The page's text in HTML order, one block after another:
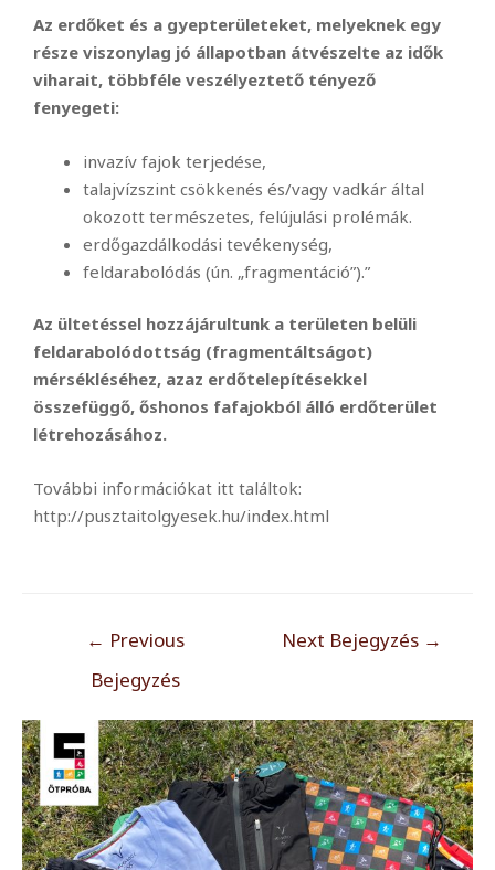
Az erdőket és a gyepterületeket, melyeknek egy
része viszonylag jó állapotban átvészelte az idők
viharait, többféle veszélyeztető tényező
fenyegeti:
invazív fajok terjedése,
talajvízszint csökkenés és/vagy vadkár által
okozott természetes, felújulási prolémák.
erdőgazdálkodási tevékenység,
feldarabolódás (ún. „fragmentáció”).”
Az ültetéssel hozzájárultunk a területen belüli
feldarabolódottság (fragmentáltságot)
mérsékléséhez, azaz erdőtelepítésekkel
összefüggő, őshonos fafajokból álló erdőterület
létrehozásához.
További információkat itt találtok:
http://pusztaitolgyesek.hu/index.html
← Previous
Bejegyzés
Next Bejegyzés →